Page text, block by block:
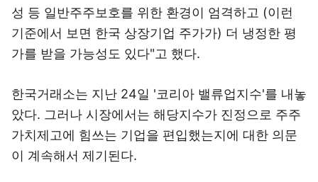
성 등 일반주주보호를 위한 환경이 엄격하고 (이런
기준에서 보면 한국 상장기업 주가가) 더 냉정한 평
가를 받을 가능성도 있다"고 했다.
한국거래소는 지난 24일 '코리아 밸류업지수'를 내놓
았다. 그러나 시장에서는 해당지수가 진정으로 주주
가치제고에 힘쓰는 기업을 편입했는지에 대한 의문
이 계속해서 제기된다.